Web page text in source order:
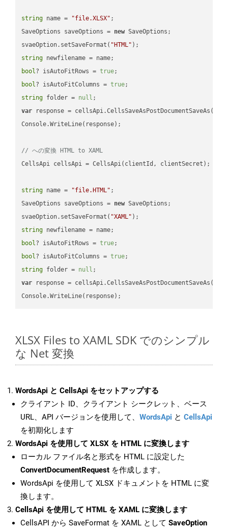
string name = "file.XLSX" ;
SaveOptions saveOptions = new SaveOptions;
svaeOption.setSaveFormat( "HTML"
string
bool? isAutoFitRows = true
bool? isAutoFitColumns = true
string folder = null
var response =
Console.WriteLine(response);
// への変換 HTML to XAML
CellsApi cellsApi = CellsApi(clientId, clientSecret);
string name = "file.HTML" ;
SaveOptions saveOptions = new SaveOptions;
svaeOption.setSaveFormat( "XAML"
string
bool? isAutoFitRows = true
bool? isAutoFitColumns = true
string folder = null
var response =
XLSX Files to XAML SDK でのシンプル
な Net 変換
WordsApi と CellsApi をセットアップする
クライアント ID、クライアント シークレット、ベース
URL、API バージョンを使用して、 WordsApi と CellsApi
を初期化します
WordsApi を使用して XLSX を HTML に変換します
ローカル ファイル名と形式を HTML に設定した
ConvertDocumentRequest を作成します。
WordsApi を使用して XLSX ドキュメントを HTML に変
換します。
CellsApi を使用して HTML を XAML に変換します
CellsAPI から SaveFormat を XAML として SaveOption